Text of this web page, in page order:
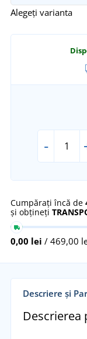
Alegeți varianta
-
Cumpărați încă de
și obțineți
0,00 lei / 469,00
Descriere și
Descrierea